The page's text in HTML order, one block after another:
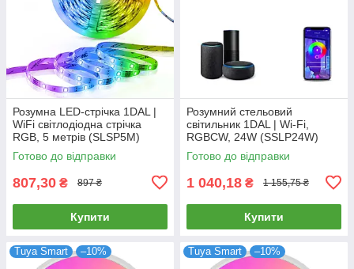
Розумна LED-стрічка 1DAL |
WiFi світлодіодна стрічка
RGB, 5 метрів (SLSP5M)
Готово до відправки
807,30 ₴ 897 ₴
Купити
Розумний стельовий
світильник 1DAL | Wi-Fi,
RGBCW, 24W (SSLP24W)
Готово до відправки
1 040,18 ₴ 1 155,75 ₴
Купити
Tuya Smart –10% Tuya Smart –10%